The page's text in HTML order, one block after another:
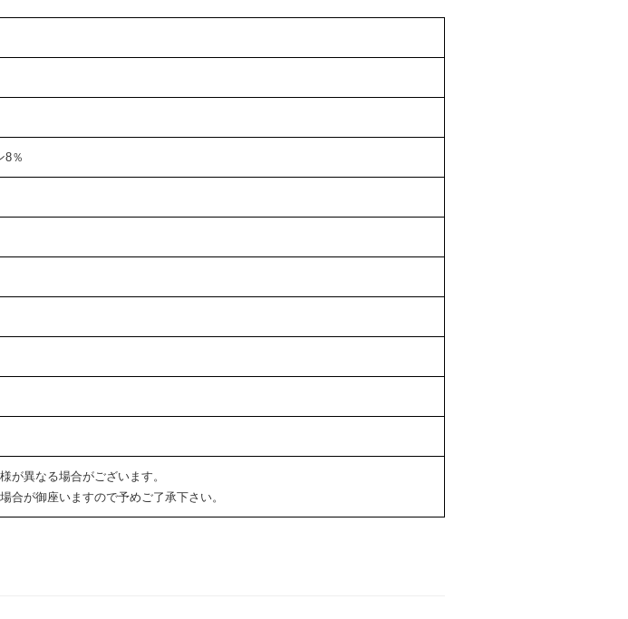
8％
が異なる場合がございます。
合が御座いますので予めご了承下さい。